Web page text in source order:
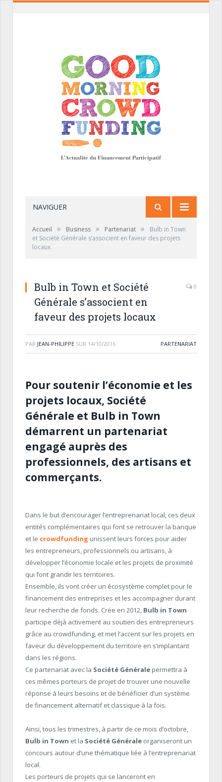
NAVIGUER
Accueil » Business » Partenariat »
Bulb in Town
et Société Générale s’associent en faveur des projets
locaux
Bulb in Town et Société
Générale s’associent en
faveur des projets locaux
0
PAR JEAN-PHILIPPE SUR 14/10/2016 PARTENARIAT
Pour soutenir l’économie et les
projets locaux, Société
Générale et Bulb in Town
démarrent un partenariat
engagé auprès des
professionnels, des artisans et
commerçants.
Dans le but d’encourager l’entreprenariat local, ces deux
entités complémentaires qui font se retrouver la banque
et le crowdfunding unissent leurs forces pour aider
les entrepreneurs, professionnels ou artisans, à
développer l’économie locale et les projets de proximité
qui font grandir les territoires.
Ensemble, ils vont créer un écosystème complet pour le
financement des entreprises et les accompagner durant
leur recherche de fonds. Crée en 2012, Bulb in Town
participe déjà activement au soutien des entrepreneurs
grâce au crowdfunding, et met l’accent sur les projets en
faveur du développement du territoire en s’implantant
dans les régions.
Ce partenariat avec la Société Générale permettra à
ces mêmes porteurs de projet de trouver une nouvelle
réponse à leurs besoins et de bénéficier d’un système
de financement alternatif et classique à la fois.
Ainsi, tous les trimestres, à partir de ce mois d’octobre,
Bulb in Town et la Société Générale organiseront un
concours autour d’une thématique liée à l’entreprenariat
local.
Les porteurs de projets qui se lanceront en